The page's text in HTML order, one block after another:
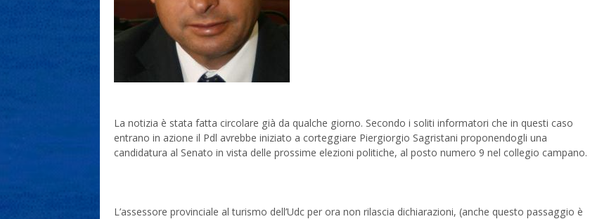
La notizia è stata fatta circolare già da qualche giorno. Secondo i soliti informatori che in questi caso
entrano in azione il Pdl avrebbe iniziato a corteggiare Piergiorgio Sagristani proponendogli una
candidatura al Senato in vista delle prossime elezioni politiche, al posto numero 9 nel collegio campano.
L’assessore provinciale al turismo dell’Udc per ora non rilascia dichiarazioni, (anche questo passaggio è